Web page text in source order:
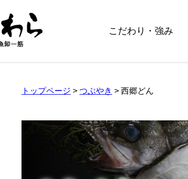
こだわり・強み
トップページ > つぶやき > 西郷どん